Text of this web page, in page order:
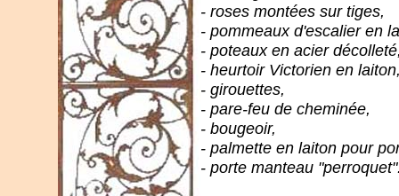
- roses montées sur tiges,
- pommeaux d'escalier en
- poteaux en acier
- heurtoir Victorien en
- girouettes,
- pare-feu de cheminée,
- bougeoir,
- palmette en laiton pour
- porte manteau